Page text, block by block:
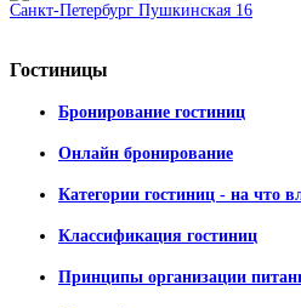
Санкт-Петербург Пушкинская 16
Гостиницы
Бронирование гостиниц
Онлайн бронирование
Категории гостиниц - на что
Классификация гостиниц
Принципы организации